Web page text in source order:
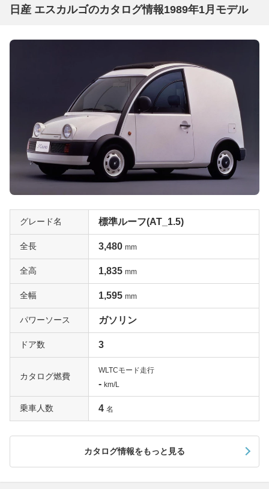
日産 エスカルゴのカタログ情報1989年1月モデル
グレード名 標準ルーフ(AT_1.5)
全長 3,480 mm
全高 1,835 mm
全幅 1,595 mm
パワーソース ガソリン
ドア数 3
カタログ燃費
WLTCモード走行
- km/L
乗車人数 4 名
カタログ情報をもっと見る